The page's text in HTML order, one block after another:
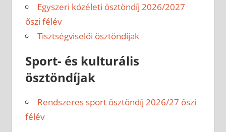
Egyszeri közéleti ösztöndíj 2026/2027
őszi félév
Tisztségviselői ösztöndíjak
Sport- és kulturális
ösztöndíjak
Rendszeres sport ösztöndíj 2026/27 őszi
félév